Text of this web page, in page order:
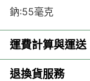
鈉:55毫克
運費計算與運送
退換貨服務